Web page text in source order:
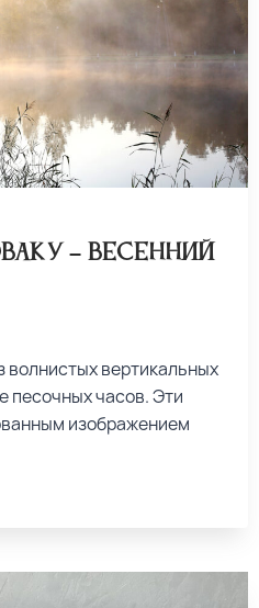
– весенний
волнистых вертикальных
песочных часов. Эти
изображением